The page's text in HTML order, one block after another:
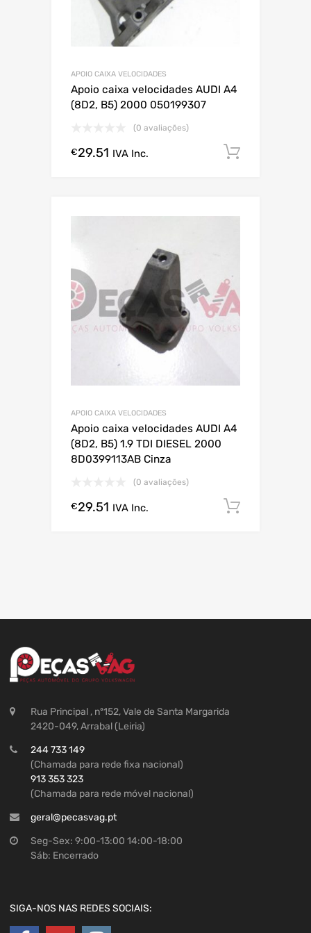
APOIO CAIXA VELOCIDADES
Apoio caixa velocidades AUDI A4
(8D2, B5) 2000 050199307
(0 avaliações)
€29.51 IVA Inc.
APOIO CAIXA VELOCIDADES
Apoio caixa velocidades AUDI A4
(8D2, B5) 1.9 TDI DIESEL 2000
8D0399113AB Cinza
(0 avaliações)
€29.51 IVA Inc.
Rua Principal , nº152, Vale de Santa Margarida
2420-049, Arrabal (Leiria)
244 733 149
(Chamada para rede fixa nacional)
913 353 323
(Chamada para rede móvel nacional)
geral@pecasvag.pt
Seg-Sex: 9:00-13:00 14:00-18:00
Sáb: Encerrado
SIGA-NOS NAS REDES SOCIAIS: